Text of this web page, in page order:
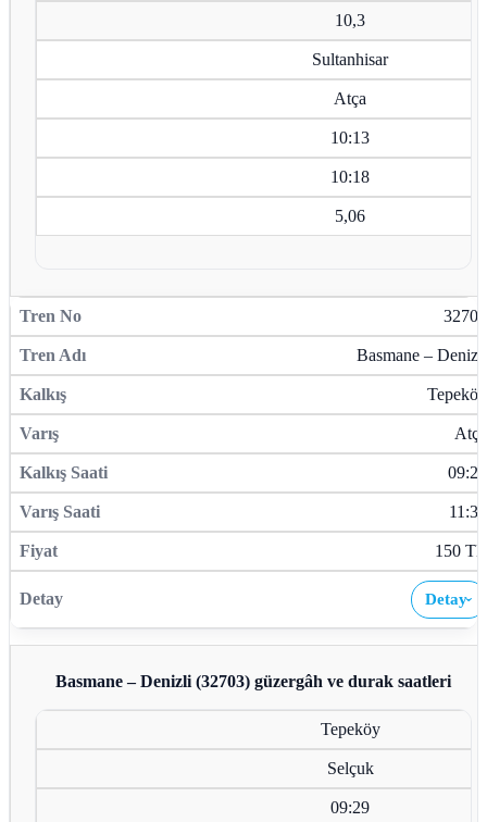
10,3
Sultanhisar
Atça
10:13
10:18
5,06
32703
Basmane – Denizli
Tepeköy
Atça
09:29
11:36
150 TL
Detay›
Basmane – Denizli (32703) güzergâh ve durak saatleri
Tepeköy
Selçuk
09:29